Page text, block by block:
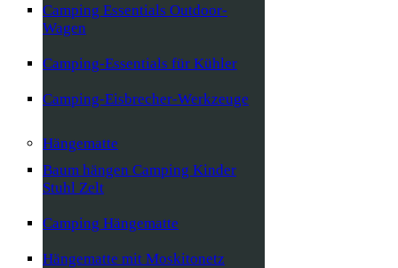
Camping Essentials Outdoor-
Wagen
Camping-Essentials für Kühler
Camping-Eisbrecher-Werkzeuge
Hängematte
Baum hängen Camping Kinder
Stuhl Zelt
Camping Hängematte
Hängematte mit Moskitonetz